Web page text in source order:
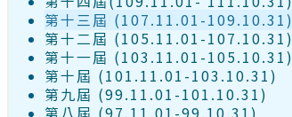
第十三屆 (107.11.01-109.10.31)
第十二屆 (105.11.01-107.10.31)
第十一屆 (103.11.01-105.10.31)
第十屆 (101.11.01-103.10.31)
第九屆 (99.11.01-101.10.31)